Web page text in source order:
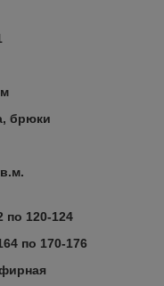
брюки
по 120-124
по 170-176